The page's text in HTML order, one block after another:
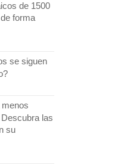
de 1500
forma
se siguen
menos
las
su